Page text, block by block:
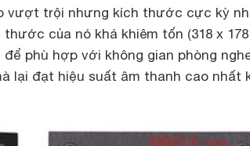
vượt trội nhưng kích thước cực kỳ
của nó khá khiêm tốn (318 x 178
phù hợp với không gian phòng
lại đạt hiệu suất âm thanh cao nhất